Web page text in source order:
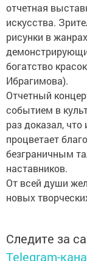
отчетная
искусства.
рисунки в
богатство
Ибрагимова).
Отчетный
событием в
раз доказал, что
процветает
безграничным
наставников.
От всей души
новых
Следите за
Telegram-